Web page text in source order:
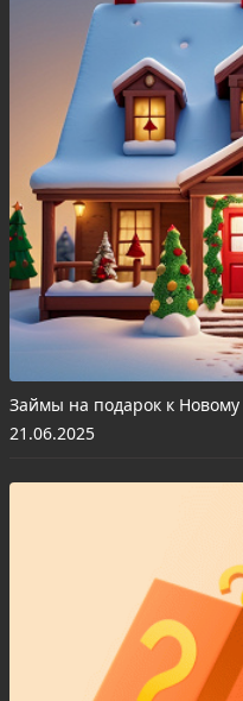
Займы на подарок к Новому
21.06.2025